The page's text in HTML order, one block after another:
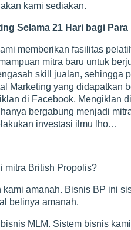
kami sediakan.
Selama 21 Hari bagi Para
memberikan fasilitas
mitra baru untuk
skill jualan, sehingga
Marketing yang didapatkan
di Facebook, Mengiklan
bergabung menjadi
investasi ilmu lho…
mitra British Propolis?
amanah. Bisnis BP ini
belinya amanah.
MLM. Sistem bisnis